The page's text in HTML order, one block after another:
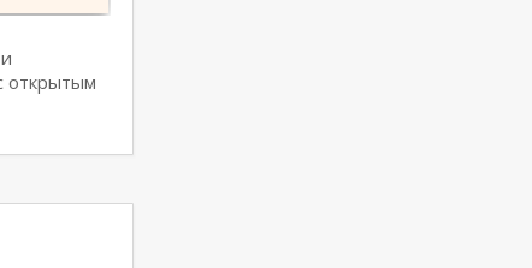
открытым